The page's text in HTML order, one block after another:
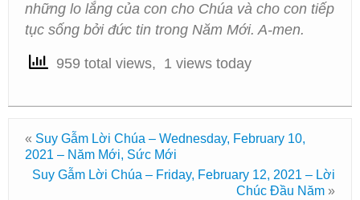
những lo lắng của con cho Chúa và cho con tiếp
tục sống bởi đức tin trong Năm Mới. A-men.
959 total views, 1 views today
« Suy Gẫm Lời Chúa – Wednesday, February 10,
2021 – Năm Mới, Sức Mới
Suy Gẫm Lời Chúa – Friday, February 12, 2021 – Lời
Chúc Đầu Năm »